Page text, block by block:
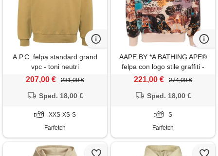
A.P.C. felpa standard grand
vpc - toni neutri
207,00 € 231,00 €
Sped. 18,00 €
XXS-XS-S
Farfetch
AAPE BY *A BATHING APE®
felpa con logo stile graffiti -
toni neutri
221,00 € 274,00 €
Sped. 18,00 €
S
Farfetch